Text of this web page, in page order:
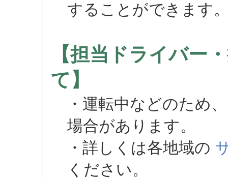
することができます
【担当ドライバー
て】
・運転中などのため
場合があります。
・詳しくは各地域の
ください。